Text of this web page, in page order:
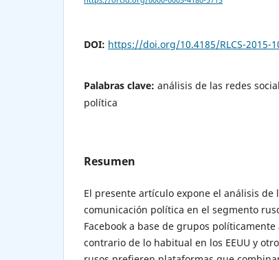
DOI: https://doi.org/10.4185/RLCS-2015-
Palabras clave: análisis de las redes
política
Resumen
El presente artículo expone el análisis de
comunicación política en el segmento
Facebook a base de grupos políticamente
contrario de lo habitual en los EEUU y